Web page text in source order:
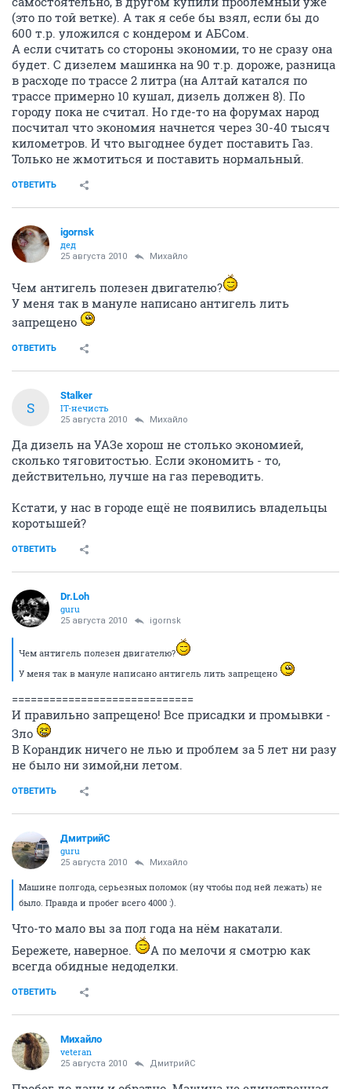
(это по той ветке). А так я себе бы взял, если бы до
600 т.р. уложился с кондером и АБСом.
А если считать со стороны экономии, то не сразу она
будет. С дизелем машинка на 90 т.р. дороже, разница
в расходе по трассе 2 литра (на Алтай катался по
трассе примерно 10 кушал, дизель должен 8). По
городу пока не считал. Но где-то на форумах народ
посчитал что экономия начнется через 30-40 тысяч
километров. И что выгоднее будет поставить Газ.
Только не жмотиться и поставить нормальный.
ОТВЕТИТЬ
igornsk
дед
25 августа 2010 Михайло
Чем антигель полезен двигателю?
У меня так в мануле написано антигель лить
запрещено
ОТВЕТИТЬ
S
Stalker
IT-нечисть
25 августа 2010 Михайло
Да дизель на УАЗе хорош не столько экономией,
сколько тяговитостью. Если экономить - то,
действительно, лучше на газ переводить.
Кстати, у нас в городе ещё не появились владельцы
коротышей?
ОТВЕТИТЬ
Dr.Loh
guru
25 августа 2010 igornsk
Чем антигель полезен двигателю?
У меня так в мануле написано антигель лить запрещено
=============================
И правильно запрещено! Все присадки и промывки -
Зло
В Корандик ничего не лью и проблем за 5 лет ни разу
не было ни зимой,ни летом.
ОТВЕТИТЬ
ДмитрийС
guru
25 августа 2010 Михайло
Машине полгода, серьезных поломок (ну чтобы под ней лежать) не
было. Правда и пробег всего 4000 :).
Что-то мало вы за пол года на нём накатали.
Бережете, наверное.
А по мелочи я смотрю как
всегда обидные недоделки.
ОТВЕТИТЬ
Михайло
veteran
25 августа 2010 ДмитрийС